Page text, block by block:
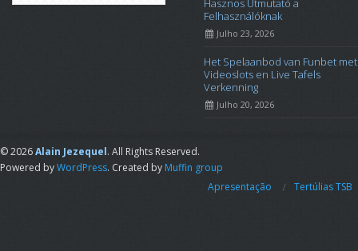
Hasznos Útmutató a
Felhasználóknak
Julho 23, 2026
Het Spelaanbod van Funbet met
Videoslots en Live Tafels
Verkenning
Julho 20, 2026
© 2026Alain Jezequel. All Rights Reserved.
Powered byWordPress. Created by Muffin group
Apresentação
Tertúlias TSB